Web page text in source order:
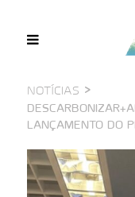
NOTÍCIAS >
LANÇAMENTO DO